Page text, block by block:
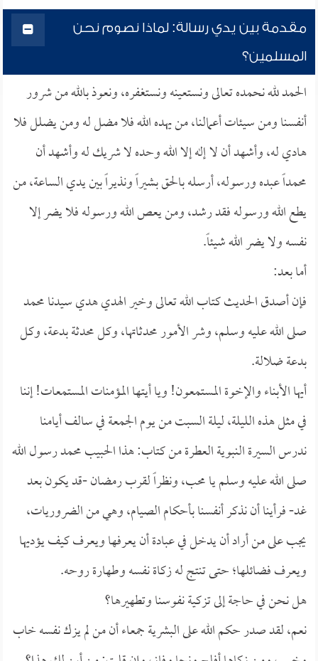
مقدمة بين يدي رسالة: لماذا نصوم نحن
المسلمين؟
الحمد لله نحمده تعالى ونستعينه ونستغفره، ونعوذ بالله من شرور
أنفسنا ومن سيئات أعمالنا، من يهده الله فلا مضل له ومن يضلل فلا
هادي له، وأشهد أن لا إله إلا الله وحده لا شريك له وأشهد أن
محمداً عبده ورسوله، أرسله بالحق بشيراً ونذيراً بين يدي الساعة، من
يطع الله ورسوله فقد رشد، ومن يعص الله ورسوله فلا يضر إلا
نفسه ولا يضر الله شيئاً.
أما بعد:
فإن أصدق الحديث كتاب الله تعالى وخير الهدي هدي سيدنا محمد
صلى الله عليه وسلم، وشر الأمور محدثاتها، وكل محدثة بدعة، وكل
بدعة ضلالة.
أيها الأبناء والإخوة المستمعون! ويا أيتها المؤمنات المستمعات! إننا
في مثل هذه الليلة، ليلة السبت من يوم الجمعة في سالف أيامنا
ندرس السيرة النبوية العطرة من كتاب: هذا الحبيب محمد رسول الله
صلى الله عليه وسلم يا محب، ونظراً لقرب رمضان -قد يكون بعد
غد- فرأينا أن نذكر أنفسنا بأحكام الصيام، وهي من الضروريات،
يجب على من أراد أن يدخل في عبادة أن يعرفها ويعرف كيف يؤديها
ويعرف فضائلها؛ حتى تنتج له زكاة نفسه وطهارة روحه.
هل نحن في حاجة إلى تزكية نفوسنا وتطهيرها؟
نعم، لقد صدر حكم الله على البشرية جمعاء أن من لم يزك نفسه خاب